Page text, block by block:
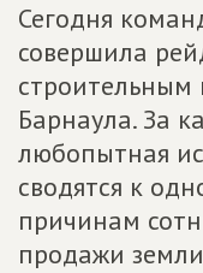
Сегодня
совершила
Барнаула. За
любопытная
сводятся к
причинам
продажи